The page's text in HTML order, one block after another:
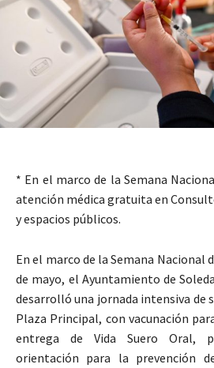
* En el marco de la Semana
atención médica gratuita en
y espacios públicos.
En el marco de la Semana Nacional
de mayo, el Ayuntamiento de
desarrolló una jornada intensiva de
Plaza Principal, con vacunación
entrega de Vida Suero Oral,
orientación para la prevención